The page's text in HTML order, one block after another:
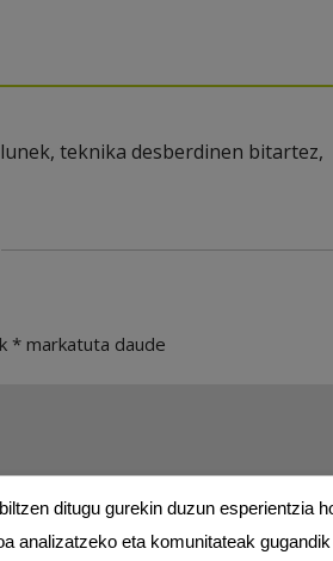
teknika desberdinen bitartez,
* markatuta daude
ditugu gurekin duzun esperientzia
analizatzeko eta komunitateak